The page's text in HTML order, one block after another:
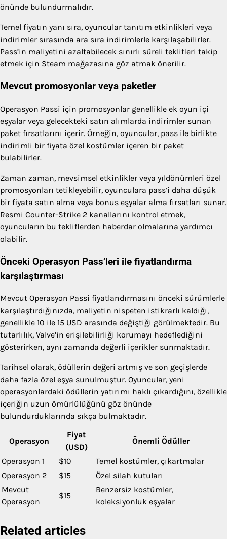
önünde bulundurmalıdır.
Temel fiyatın yanı sıra, oyuncular tanıtım etkinlikleri veya
indirimler sırasında ara sıra indirimlerle karşılaşabilirler.
Pass’in maliyetini azaltabilecek sınırlı süreli teklifleri takip
etmek için Steam mağazasına göz atmak önerilir.
Mevcut promosyonlar veya paketler
Operasyon Passi için promosyonlar genellikle ek oyun içi
eşyalar veya gelecekteki satın alımlarda indirimler sunan
paket fırsatlarını içerir. Örneğin, oyuncular, pass ile birlikte
indirimli bir fiyata özel kostümler içeren bir paket
bulabilirler.
Zaman zaman, mevsimsel etkinlikler veya yıldönümleri özel
promosyonları tetikleyebilir, oyunculara pass’i daha düşük
bir fiyata satın alma veya bonus eşyalar alma fırsatları sunar.
Resmi Counter-Strike 2 kanallarını kontrol etmek,
oyuncuların bu tekliflerden haberdar olmalarına yardımcı
olabilir.
Önceki Operasyon Pass’leri ile fiyatlandırma
karşılaştırması
Mevcut Operasyon Passi fiyatlandırmasını önceki sürümlerle
karşılaştırdığınızda, maliyetin nispeten istikrarlı kaldığı,
genellikle 10 ile 15 USD arasında değiştiği görülmektedir. Bu
tutarlılık, Valve’in erişilebilirliği korumayı hedeflediğini
gösterirken, aynı zamanda değerli içerikler sunmaktadır.
Tarihsel olarak, ödüllerin değeri artmış ve son geçişlerde
daha fazla özel eşya sunulmuştur. Oyuncular, yeni
operasyonlardaki ödüllerin yatırımı haklı çıkardığını, özellikle
içeriğin uzun ömürlülüğünü göz önünde
bulundurduklarında sıkça bulmaktadır.
Operasyon
Fiyat
(USD)
Önemli Ödüller
Operasyon 1 $10
Temel kostümler, çıkartmalar
Operasyon 2
$15
Özel silah kutuları
Mevcut
Operasyon
$15
Benzersiz kostümler,
koleksiyonluk eşyalar
Related articles